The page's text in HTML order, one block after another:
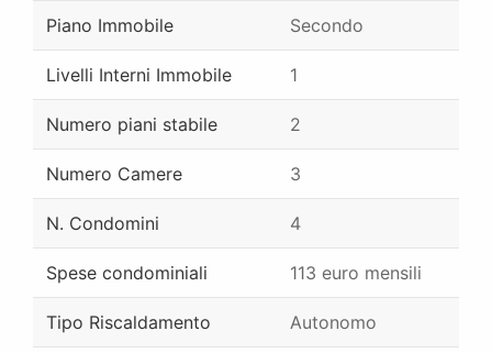
Piano Immobile Secondo
Livelli Interni Immobile 1
Numero piani stabile 2
Numero Camere 3
N. Condomini 4
Spese condominiali 113 euro mensili
Tipo Riscaldamento Autonomo